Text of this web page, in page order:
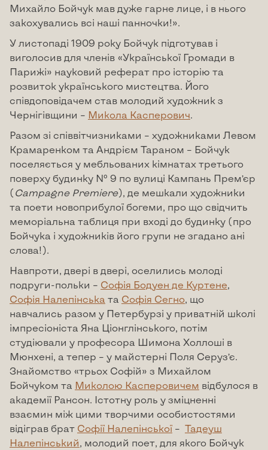
Михайло Бойчук мав дуже гарне лице, і в нього
закохувались всі наші панночки!».
У листопаді 1909 року Бойчук підготував і
виголосив для членів «Української Громади в
Парижі» науковий реферат про історію та
розвиток українського мистецтва. Його
співдоповідачем став молодий художник з
Чернігівщини – Микола Касперович.
Разом зі співвітчизниками – художниками Левом
Крамаренком та Андрієм Тараном – Бойчук
поселяється у мебльованих кімнатах третього
поверху будинку № 9 по вулиці Кампань Прем’єр
( Campagne Premiere), де мешкали художники
та поети новоприбулої богеми, про що свідчить
меморіальна таблиця при вході до будинку (про
Бойчука і художників його групи не згадано ані
слова!).
Навпроти, двері в двері, оселились молоді
подруги-польки – Софія Бодуен де Куртене,
Софія Налепінська та Софія Сегно, що
навчались разом у Петербурзі у приватній школі
імпресіоніста Яна Ціонглінського, потім
студіювали у професора Шимона Холлоші в
Мюнхені, а тепер – у майстерні Поля Серуз’є.
Знайомство «трьох Софій» з Михайлом
Бойчуком та Миколою Касперовичем відбулося в
академії Рансон. Істотну роль у зміцненні
взаємин між цими творчими особистостями
відіграв брат Софії Налепінської – Тадеуш
Налепінський, молодий поет, для якого Бойчук